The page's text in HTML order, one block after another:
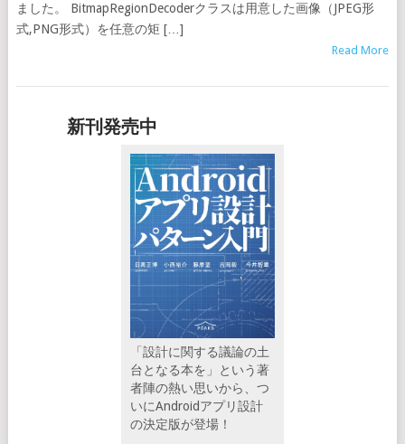
ました。 BitmapRegionDecoderクラスは用意した画像（JPEG形
式,PNG形式）を任意の矩 […]
Read More
新刊発売中
「設計に関する議論の土
台となる本を」という著
者陣の熱い思いから、つ
いにAndroidアプリ設計
の決定版が登場！